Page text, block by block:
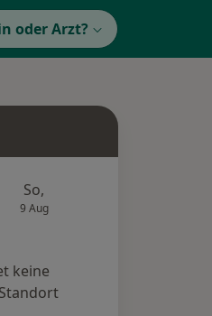
oder Arzt?
So,
9 Aug
keine